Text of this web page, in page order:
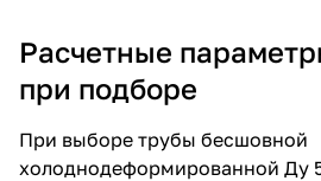
Расчетные
при подборе
При выборе трубы бесшовной
холоднодеформированной Ду